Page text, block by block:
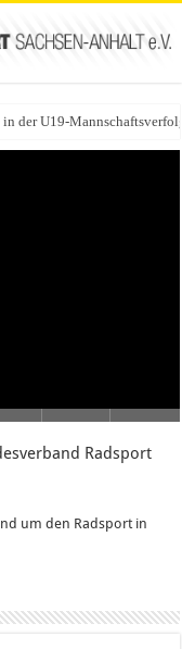
der U19-
Radsport
um den Radsport in